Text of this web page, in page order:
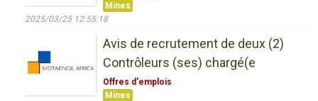
Mines
2025/03/25 12:55:18
Avis de recrutement de deux (2)
Contrôleurs (ses) chargé(e
Offres d'emplois
Mines